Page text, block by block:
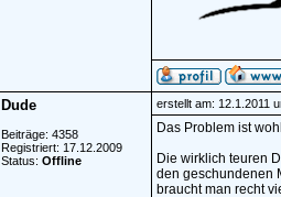
Dude
Beiträge: 4358
Registriert: 17.12.2009
Status: Offline
erstellt am: 12.1.2011
Das Problem ist
Die wirklich teuren
den geschundenen
braucht man recht